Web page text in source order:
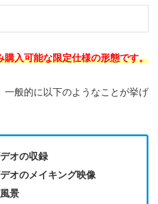
購入可能な限定仕様の形態です。
一般的に以下のようなことが挙げ
オの収録
オのメイキング映像
景